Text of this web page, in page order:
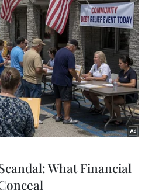
What Financial